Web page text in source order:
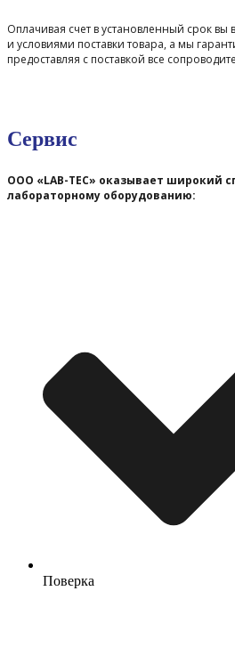
Оплачивая счет в установленный срок вы
и условиями поставки товара, а мы
предоставляя с поставкой все
Сервис
ООО «LAB-TEC» оказывает широкий
лабораторному оборудованию:
Поверка